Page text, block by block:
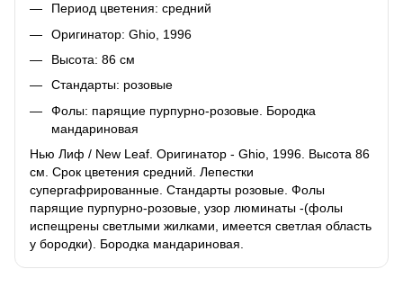
Период цветения: средний
Оригинатор: Ghio, 1996
Высота: 86 см
Стандарты: розовые
Фолы: парящие пурпурно-розовые. Бородка
мандариновая
Нью Лиф / New Leaf. Оригинатор - Ghio, 1996. Высота 86
см. Срок цветения средний. Лепестки
супергафрированные. Стандарты розовые. Фолы
парящие пурпурно-розовые, узор люминаты -(фолы
испещрены светлыми жилками, имеется светлая область
у бородки). Бородка мандариновая.